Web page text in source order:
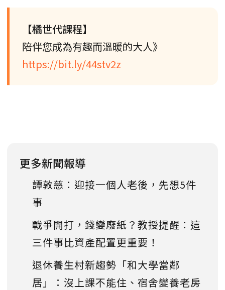
【橘世代課程】
陪伴您成為有趣而溫暖的大人》
https://bit.ly/44stv2z
更多新聞報導
譚敦慈：迎接一個人老後，先想5件
事
戰爭開打，錢變廢紙？教授提醒：這
三件事比資產配置更重要！
退休養生村新趨勢「和大學當鄰
居」：沒上課不能住、宿舍變養老房